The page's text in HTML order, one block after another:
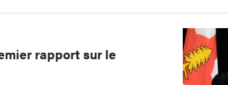
rapport sur le